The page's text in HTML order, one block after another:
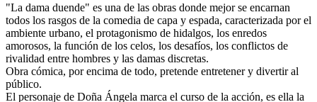
"La dama duende" es una de las obras donde mejor se encarnan
todos los rasgos de la comedia de capa y espada, caracterizada por el
ambiente urbano, el protagonismo de hidalgos, los enredos
amorosos, la función de los celos, los desafíos, los conflictos de
rivalidad entre hombres y las damas discretas.
Obra cómica, por encima de todo, pretende entretener y divertir al
público.
El personaje de Doña Ángela marca el curso de la acción, es ella la